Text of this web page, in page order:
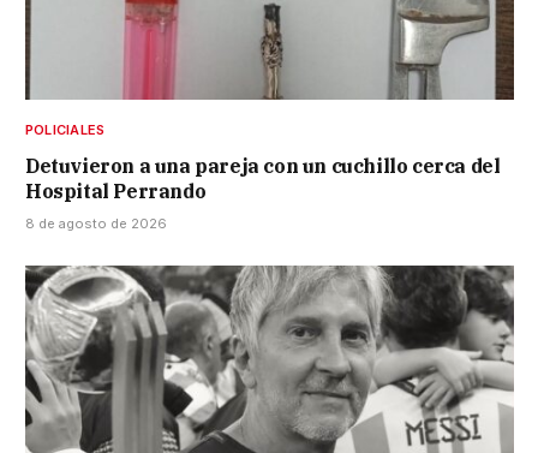
POLICIALES
Detuvieron a una pareja con un cuchillo cerca del
Hospital Perrando
8 de agosto de 2026